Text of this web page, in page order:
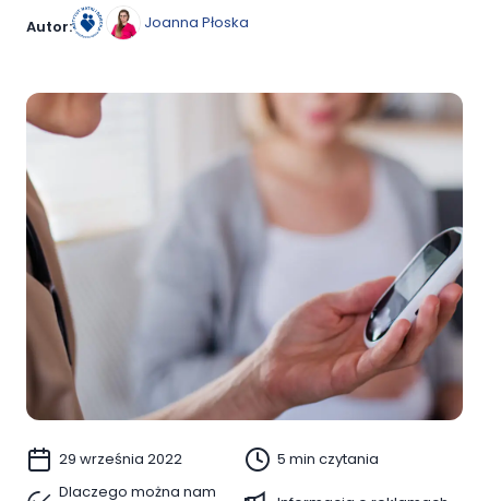
Autor: Joanna Płoska
29 września 2022
5 min czytania
Dlaczego można nam